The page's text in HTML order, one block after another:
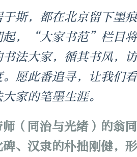
斯，都在北京留下墨
起，“大家书范”栏目
法大家，循其书风，
愿此番追寻，让我们
家的笔墨生涯。
（同治与光绪）的翁
、汉隶的朴拙刚健，